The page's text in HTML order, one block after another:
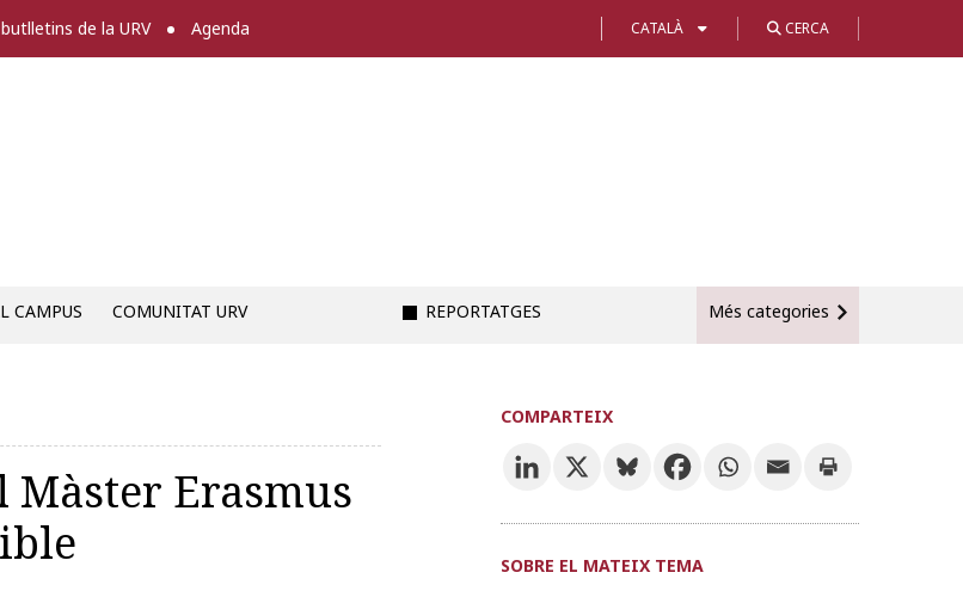
de la URV Agenda CATALÀ CERCA
CAMPUS COMUNITAT URV REPORTATGES Més categories
Erasmus
COMPARTEIX
SOBRE EL MATEIX TEMA